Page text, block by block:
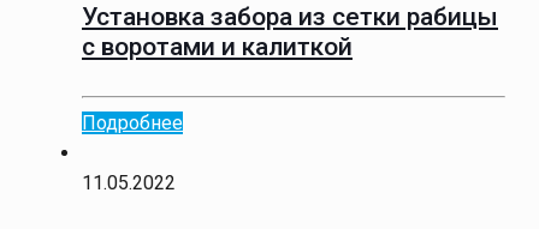
Установка забора из сетки рабицы
с воротами и калиткой
Подробнее
11.05.2022